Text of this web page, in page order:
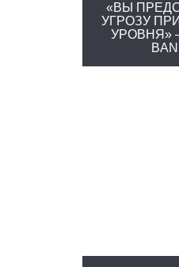
«ВЫ
УГРОЗУ
УРОВНЯ»